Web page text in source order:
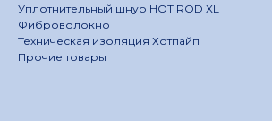
Уплотнительный шнур HOT ROD XL
Фиброволокно
Техническая изоляция Хотпайп
Прочие товары